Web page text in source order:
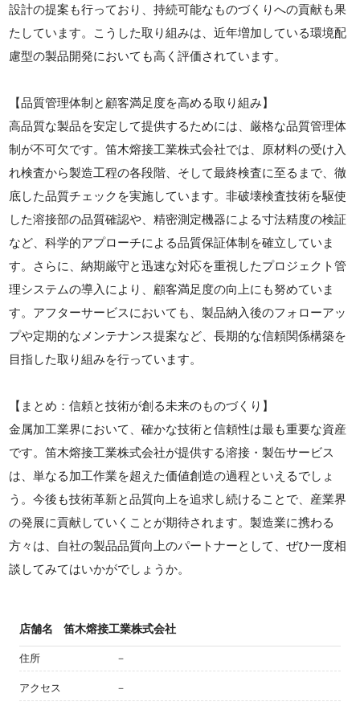
設計の提案も行っており、持続可能なものづくりへの貢献も果
たしています。こうした取り組みは、近年増加している環境配
慮型の製品開発においても高く評価されています。
【品質管理体制と顧客満足度を高める取り組み】
高品質な製品を安定して提供するためには、厳格な品質管理体
制が不可欠です。笛木熔接工業株式会社では、原材料の受け入
れ検査から製造工程の各段階、そして最終検査に至るまで、徹
底した品質チェックを実施しています。非破壊検査技術を駆使
した溶接部の品質確認や、精密測定機器による寸法精度の検証
など、科学的アプローチによる品質保証体制を確立していま
す。さらに、納期厳守と迅速な対応を重視したプロジェクト管
理システムの導入により、顧客満足度の向上にも努めていま
す。アフターサービスにおいても、製品納入後のフォローアッ
プや定期的なメンテナンス提案など、長期的な信頼関係構築を
目指した取り組みを行っています。
【まとめ：信頼と技術が創る未来のものづくり】
金属加工業界において、確かな技術と信頼性は最も重要な資産
です。笛木熔接工業株式会社が提供する溶接・製缶サービス
は、単なる加工作業を超えた価値創造の過程といえるでしょ
う。今後も技術革新と品質向上を追求し続けることで、産業界
の発展に貢献していくことが期待されます。製造業に携わる
方々は、自社の製品品質向上のパートナーとして、ぜひ一度相
談してみてはいかがでしょうか。
店舗名 笛木熔接工業株式会社
住所 －
アクセス －